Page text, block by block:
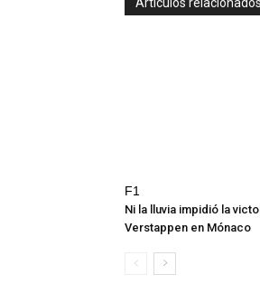
F1
Ni la lluvia impidió la
Verstappen en Mónaco